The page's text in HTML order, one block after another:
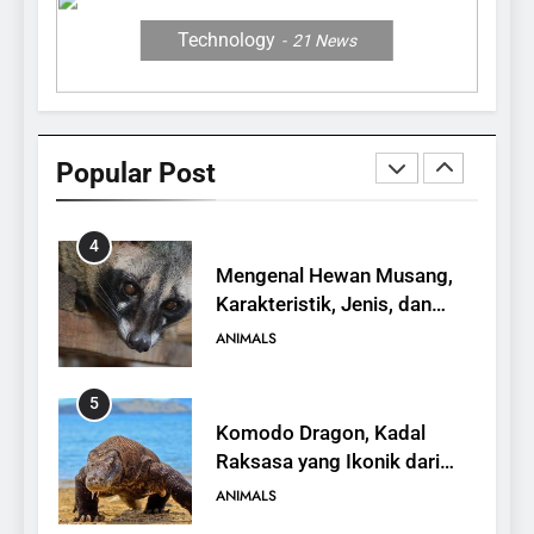
Technology 21 News
Popular Post
Towuti
ANIMALS
3
Satwa Endemik Sulawesi
yang Terancam Punah
4
Mengenal Hewan Musang,
Karakteristik, Jenis, dan
Peran dalam Ekosistem
ANIMALS
5
Komodo Dragon, Kadal
Raksasa yang Ikonik dari
Indonesia
ANIMALS